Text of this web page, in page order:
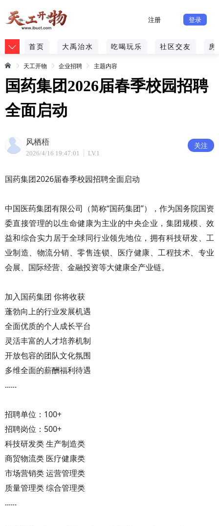
注册 登录
首页 大禹治水 吃喝玩乐 社区交友 房
天工开物 企业招聘 主题内容
国药集团2026届春季校园招聘
全面启动
风栖梧
2026/4/16 19:47:01 LV.1
关注
国药集团2026届春季校园招聘全面启动
中国医药集团有限公司（简称“国药集团”），作为国务院国资
委直接管理的以生命健康为主业的中央企业，集团规模、效
益和综合实力居于全球同行业领先地位，拥有科技研发、工
业制造、物流分销、零售连锁、医疗健康、工程技术、专业
会展、国际经营、金融投资等大健康全产业链。
加入国药集团 你将收获
蓬勃向上的行业发展机遇
全面优质的个人成长平台
灵活丰富的人才培养机制
开放包容的团队文化氛围
多维全面的薪酬福利待遇
......
招聘单位：100+
招聘岗位：500+
科技研发类 生产制造类
商贸物流类 医疗健康类
市场营销类 运营管理类
质量管理类 综合管理类
......